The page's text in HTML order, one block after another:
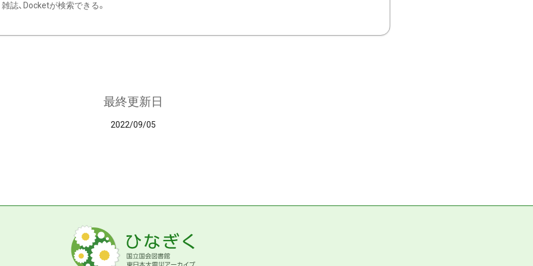
雑誌、Docketが検索できる。
最終更新日
2022/09/05